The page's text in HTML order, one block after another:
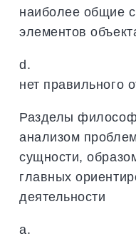
наиболее общие
элементов
d.
нет правильного
Разделы
анализом
сущности,
главных
деятельности
a.